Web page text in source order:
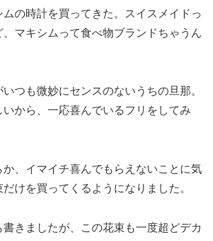
の時計を買ってきた。スイスメイドっ
マキシムって食べ物ブランドちゃうん
つも微妙にセンスのないうちの旦那。
いから、一応喜んでいるフリをしてみ
か、イマイチ喜んでもらえないことに気
けを買ってくるようになりました。
書きましたが、この花束も一度超どデカ